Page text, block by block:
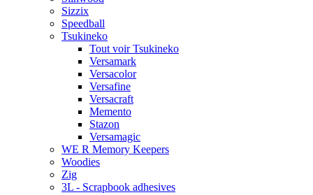
Sizzix
Speedball
Tsukineko
Tout voir Tsukineko
Versamark
Versacolor
Versafine
Versacraft
Memento
Stazon
Versamagic
WE R Memory Keepers
Woodies
Zig
3L - Scrapbook adhesives